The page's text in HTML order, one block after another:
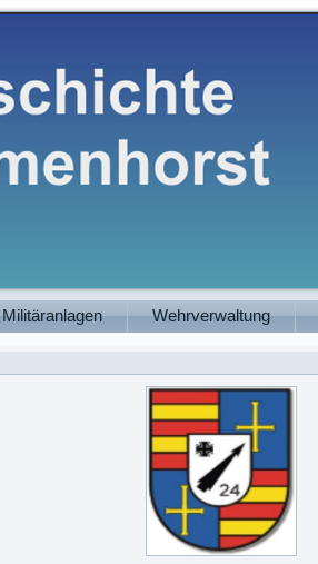
Militäranlagen Wehrverwaltung